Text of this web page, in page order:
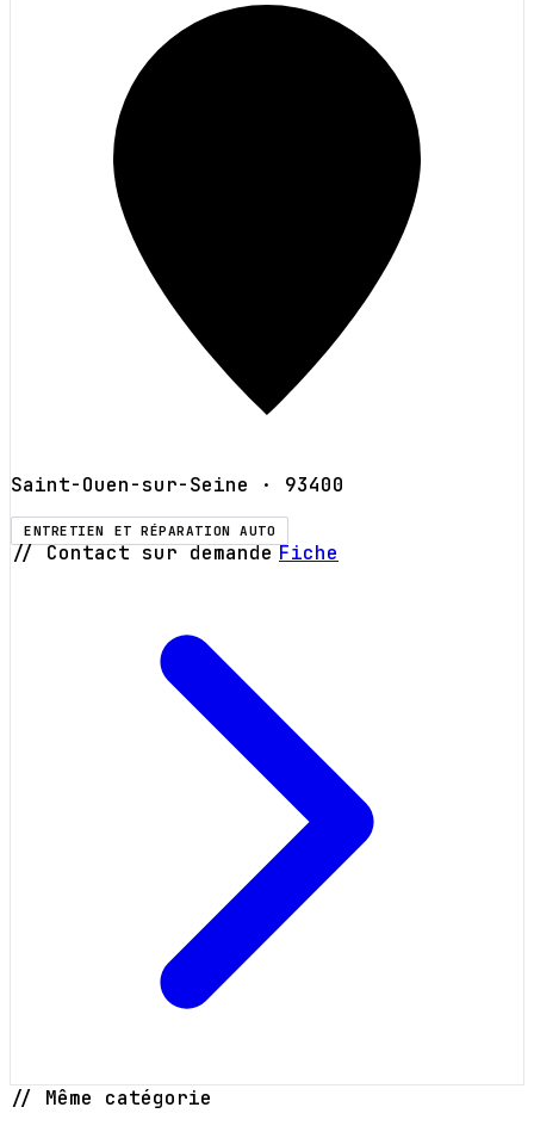
Saint-Ouen-sur-Seine · 93400
ENTRETIEN ET RÉPARATION AUTO
// Contact sur demande Fiche
// Même catégorie